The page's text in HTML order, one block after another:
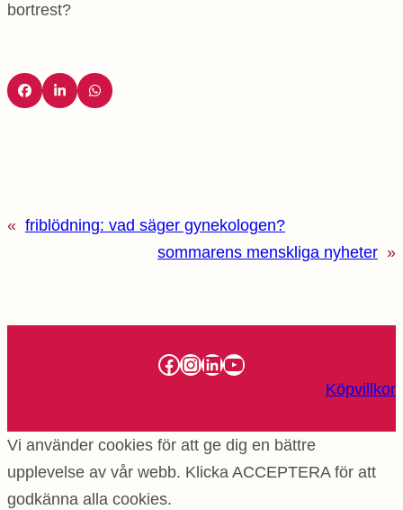
bortrest?
« friblödning: vad säger gynekologen?
sommarens menskliga nyheter »
Facebook
Instagram
LinkedIn
YouTube
Köpvillkor
Vi använder cookies för att ge dig en bättre
upplevelse av vår webb. Klicka ACCEPTERA för att
godkänna alla cookies.